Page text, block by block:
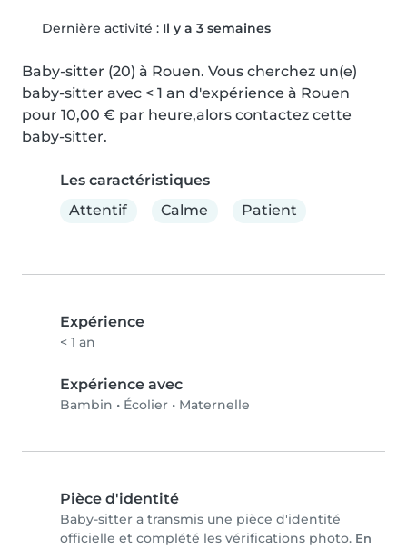
Dernière activité : Il y a 3 semaines
Baby-sitter (20) à Rouen. Vous cherchez un(e)
baby-sitter avec < 1 an d'expérience à Rouen
pour 10,00 € par heure,alors contactez cette
baby-sitter.
Les caractéristiques
Attentif
Calme Patient
Expérience
< 1 an
Expérience avec
Bambin • Écolier • Maternelle
Pièce d'identité
Baby-sitter a transmis une pièce d'identité
officielle et complété les vérifications photo. En